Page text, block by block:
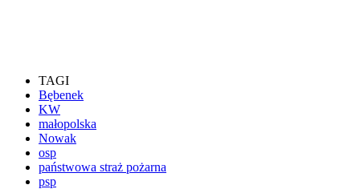
TAGI
Bębenek
KW
małopolska
Nowak
osp
państwowa straż pożarna
psp